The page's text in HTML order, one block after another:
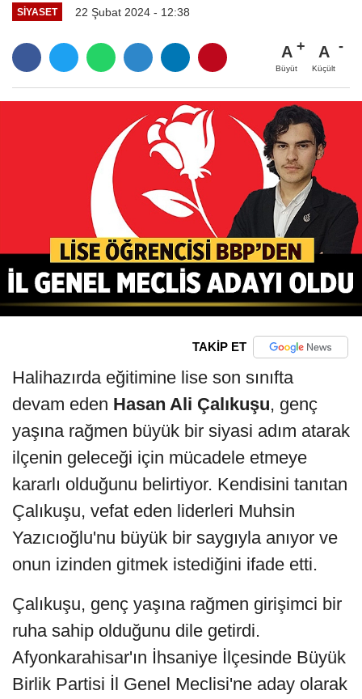
SIYASET 22 Şubat 2024 - 12:38
A
Büyüt
A
Küçült
TAKİP ET
Halihazırda eğitimine lise son sınıfta
devam eden Hasan Ali Çalıkuşu, genç
yaşına rağmen büyük bir siyasi adım atarak
ilçenin geleceği için mücadele etmeye
kararlı olduğunu belirtiyor. Kendisini tanıtan
Çalıkuşu, vefat eden liderleri Muhsin
Yazıcıoğlu'nu büyük bir saygıyla anıyor ve
onun izinden gitmek istediğini ifade etti.
Çalıkuşu, genç yaşına rağmen girişimci bir
ruha sahip olduğunu dile getirdi.
Afyonkarahisar'ın İhsaniye İlçesinde Büyük
Birlik Partisi İl Genel Meclisi'ne aday olarak